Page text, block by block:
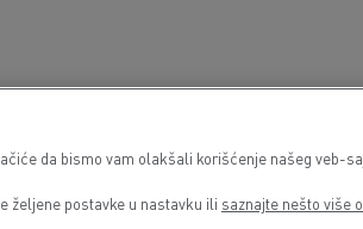
da bismo vam olakšali korišćenje našeg veb-
željene postavke u nastavku ili saznajte nešto više